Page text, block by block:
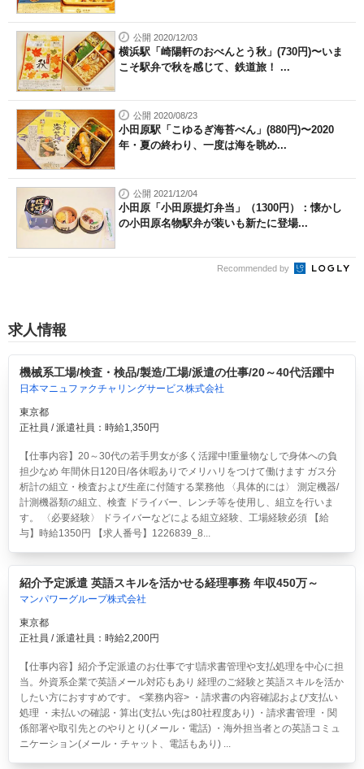
公開 2020/12/03
横浜駅「崎陽軒のおべんとう秋」(730円)〜いま
こそ駅弁で秋を感じて、鉄道旅！ ...
公開 2020/08/23
小田原駅「こゆるぎ海苔べん」(880円)〜2020
年・夏の終わり、一度は海を眺め...
公開 2021/12/04
小田原「小田原提灯弁当」（1300円）：懐かし
の小田原名物駅弁が装いも新たに登場...
Recommended by
求人情報
機械系工場/検査・検品/製造/工場/派遣の仕事/20～40代活躍中
日本マニュファクチャリングサービス株式会社
東京都
正社員 / 派遣社員：時給1,350円
【仕事内容】20～30代の若手男女が多く活躍中!重量物なしで身体への負
担少なめ 年間休日120日/各休暇ありでメリハリをつけて働けます ガス分
析計の組立・検査および生産に付随する業務他 〈具体的には〉 測定機器/
計測機器類の組立、検査 ドライバー、レンチ等を使用し、組立を行いま
す。 〈必要経験〉 ドライバーなどによる組立経験、工場経験必須 【給
与】時給1350円 【求人番号】1226839_8...
紹介予定派遣 英語スキルを活かせる経理事務 年収450万～
マンパワーグループ株式会社
東京都
正社員 / 派遣社員：時給2,200円
【仕事内容】紹介予定派遣のお仕事です!請求書管理や支払処理を中心に担
当。外資系企業で英語メール対応もあり 経理のご経験と英語スキルを活か
したい方におすすめです。 <業務内容> ・請求書の内容確認および支払い
処理 ・未払いの確認・算出(支払い先は80社程度あり) ・請求書管理 ・関
係部署や取引先とのやりとり(メール・電話) ・海外担当者との英語コミュ
ニケーション(メール・チャット、電話もあり) ...